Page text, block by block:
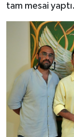
tam mesai yaptı.